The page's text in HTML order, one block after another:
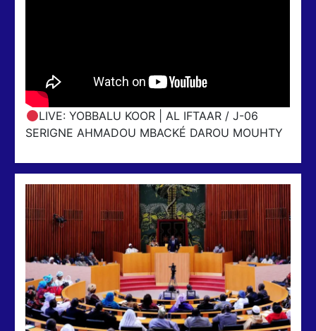
LIVE: YOBBALU KOOR | AL IFTAAR / J-06
SERIGNE AHMADOU MBACKÉ DAROU MOUHTY